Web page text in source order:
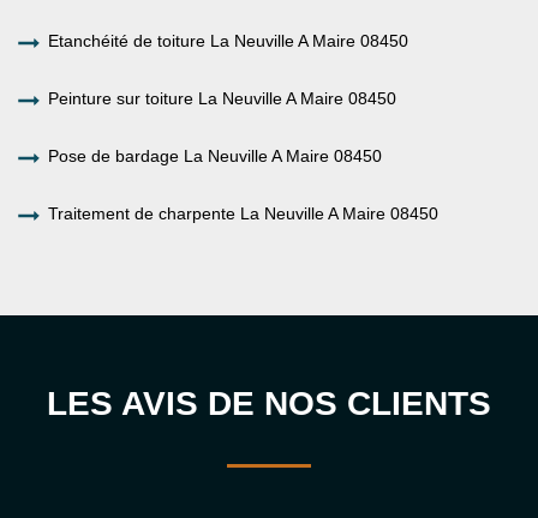
Etanchéité de toiture La Neuville A Maire 08450
Peinture sur toiture La Neuville A Maire 08450
Pose de bardage La Neuville A Maire 08450
Traitement de charpente La Neuville A Maire 08450
LES AVIS DE NOS CLIENTS